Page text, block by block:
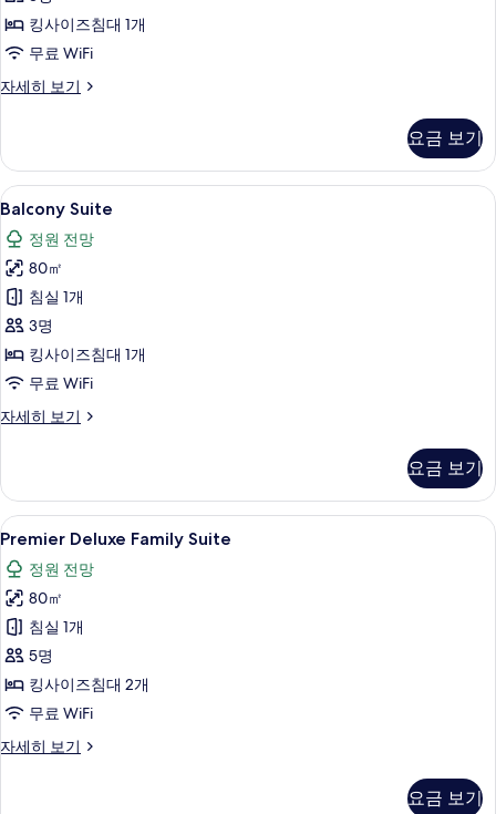
모
두
보
킹사이즈침대 1개
무료 WiFi
자세히 보기
Private
세
히
보
기
요금 보기
Balcony
Suite
사
진
모
두
보
기
5
Balcony Suite
정원 전망
80㎡
침실 1개
3명
킹사이즈침대 1개
무료 WiFi
자세히 보기
Balcony
히
보
기
요금 보기
Premier
Deluxe
Family
Suite
사
진
모
두
보
이집트산 면 시트, 고급 침구, 오리/거
5
Premier Deluxe Family Suite
정원 전망
80㎡
침실 1개
5명
킹사이즈침대 2개
무료 WiFi
자세히 보기
Premier
요금 보기